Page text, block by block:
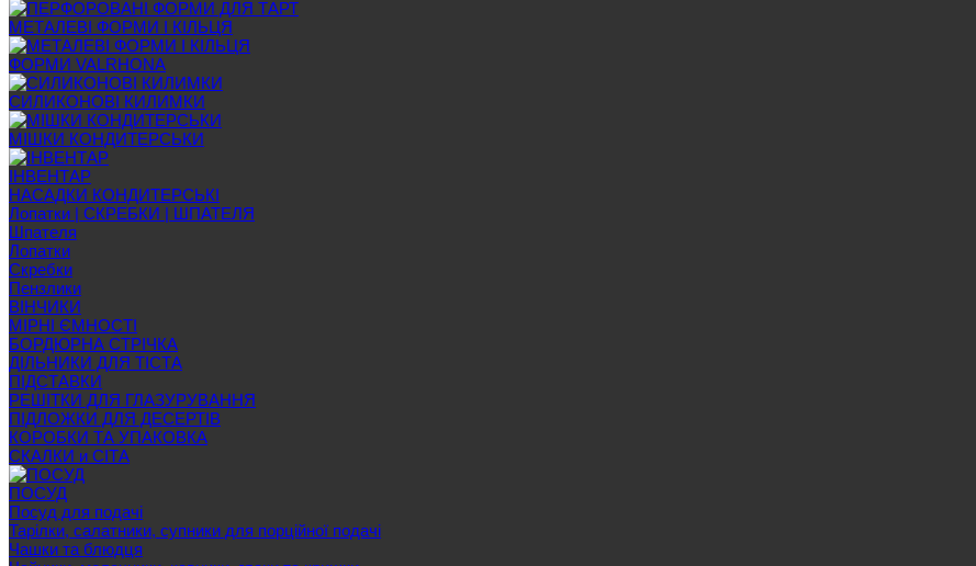
МЕТАЛЕВІ ФОРМИ І КІЛЬЦЯ
ФОРМИ VALRHONA
СИЛИКОНОВІ КИЛИМКИ
МІШКИ КОНДИТЕРСЬКИ
ІНВЕНТАР
НАСАДКИ КОНДИТЕРСЬКІ
Лопатки | СКРЕБКИ | ШПАТЕЛЯ
Шпателя
Лопатки
Скребки
Пензлики
ВІНЧИКИ
МІРНІ ЄМНОСТІ
БОРДЮРНА СТРІЧКА
ДІЛЬНИКИ ДЛЯ ТІСТА
ПІДСТАВКИ
РЕШІТКИ ДЛЯ ГЛАЗУРУВАННЯ
ПІДЛОЖКИ ДЛЯ ДЕСЕРТІВ
КОРОБКИ ТА УПАКОВКА
СКАЛКИ и СІТА
ПОСУД
Посуд для подачі
Тарілки, салатники, супники для порційної подачі
Чашки та блюдця